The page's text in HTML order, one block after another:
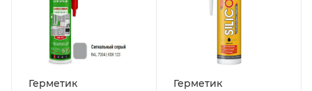
Герметик
Герметик